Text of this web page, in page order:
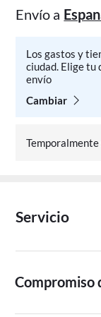
Envío a
Los gastos y
ciudad. Elige tu
envío
Cambiar
Servicio
Compromiso